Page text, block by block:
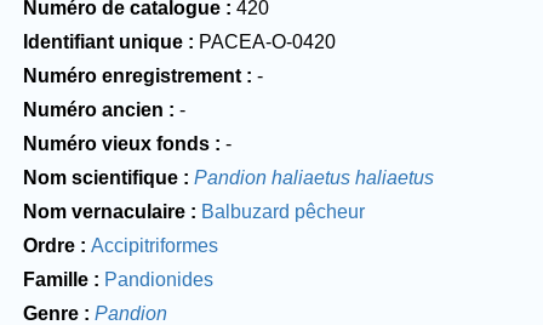
Numéro de catalogue
420
Identifiant unique
PACEA-O-0420
Numéro enregistrement
-
Numéro ancien
-
Numéro vieux fonds
-
Nom scientifique
Pandion haliaetus haliaetus
Nom vernaculaire
Balbuzard pêcheur
Ordre
Accipitriformes
Famille
Pandionides
Genre
Pandion